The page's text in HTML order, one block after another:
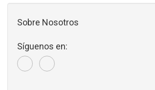
Sobre Nosotros
Síguenos en: